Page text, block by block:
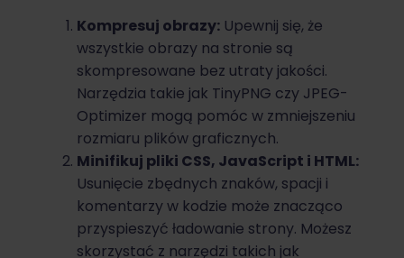
Kompresuj obrazy: Upewnij się, że
wszystkie obrazy na stronie są
skompresowane bez utraty jakości.
Narzędzia takie jak TinyPNG czy JPEG-
Optimizer mogą pomóc w zmniejszeniu
rozmiaru plików graficznych.
Minifikuj pliki CSS, JavaScript i HTML:
Usunięcie zbędnych znaków, spacji i
komentarzy w kodzie może znacząco
przyspieszyć ładowanie strony. Możesz
skorzystać z narzędzi takich jak